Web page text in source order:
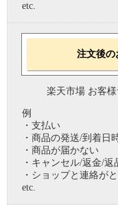
etc.
注文後の
楽天市場 お客様
例
・支払い
・商品の発送/到着日
・商品が届かない
・キャンセル/返金/返
・ショップと連絡が
etc.